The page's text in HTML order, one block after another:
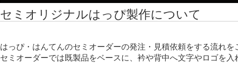
セミオリジナルはっぴ製作について
はっぴ・はんてんのセミオーダーの発注・見積依頼をする流れを
セミオーダーでは既製品をベースに、衿や背中へ文字やロゴを入